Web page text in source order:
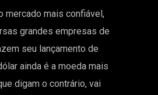
mercado mais confiável,
grandes empresas de
seu lançamento de
ainda é a moeda mais
digam o contrário, vai